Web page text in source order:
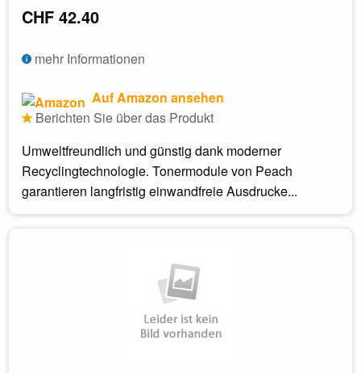
CHF 42.40
mehr Informationen
Auf Amazon ansehen
Berichten Sie über das Produkt
Umweltfreundlich und günstig dank moderner
Recyclingtechnologie. Tonermodule von Peach
garantieren langfristig einwandfreie Ausdrucke...